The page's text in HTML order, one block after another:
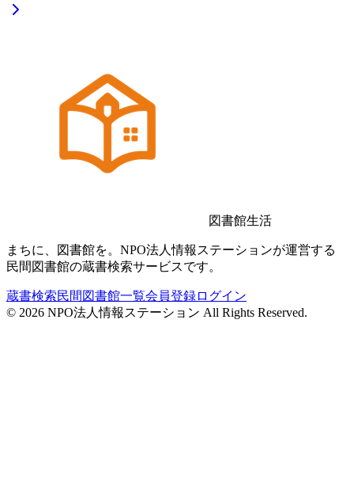
図書館生活
まちに、図書館を。NPO法人情報ステーションが運営する
民間図書館の蔵書検索サービスです。
蔵書検索民間図書館一覧会員登録ログイン
© 2026 NPO法人情報ステーション All Rights Reserved.